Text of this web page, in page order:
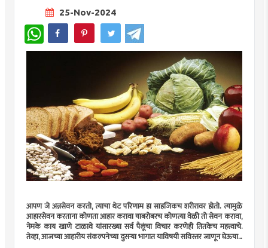
25-Nov-2024
WhatsApp
आपण जे अन्नसेवन करतो, त्याचा थेट परिणाम हा साहजिकच शरीरावर होतो. त्यामुळे
आहारसेवन करताना कोणता आहार करावा याबरोबरच कोणत्या वेळी तो सेवन करावा,
नेमके काय खाणे टाळावे यांसारख्या सर्व पैलूंचा विचार करणेही तितकेच महत्त्वाचे.
तेव्हा, आजच्या आहारीय संकल्पनेच्या दुसर्‍या भागात याविषयी सविस्तर जाणून घेऊया...